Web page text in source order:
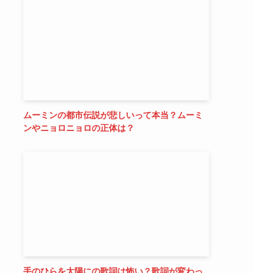
ムーミンの都市伝説が悲しいって本当？ムーミ
ンやニョロニョロの正体は？